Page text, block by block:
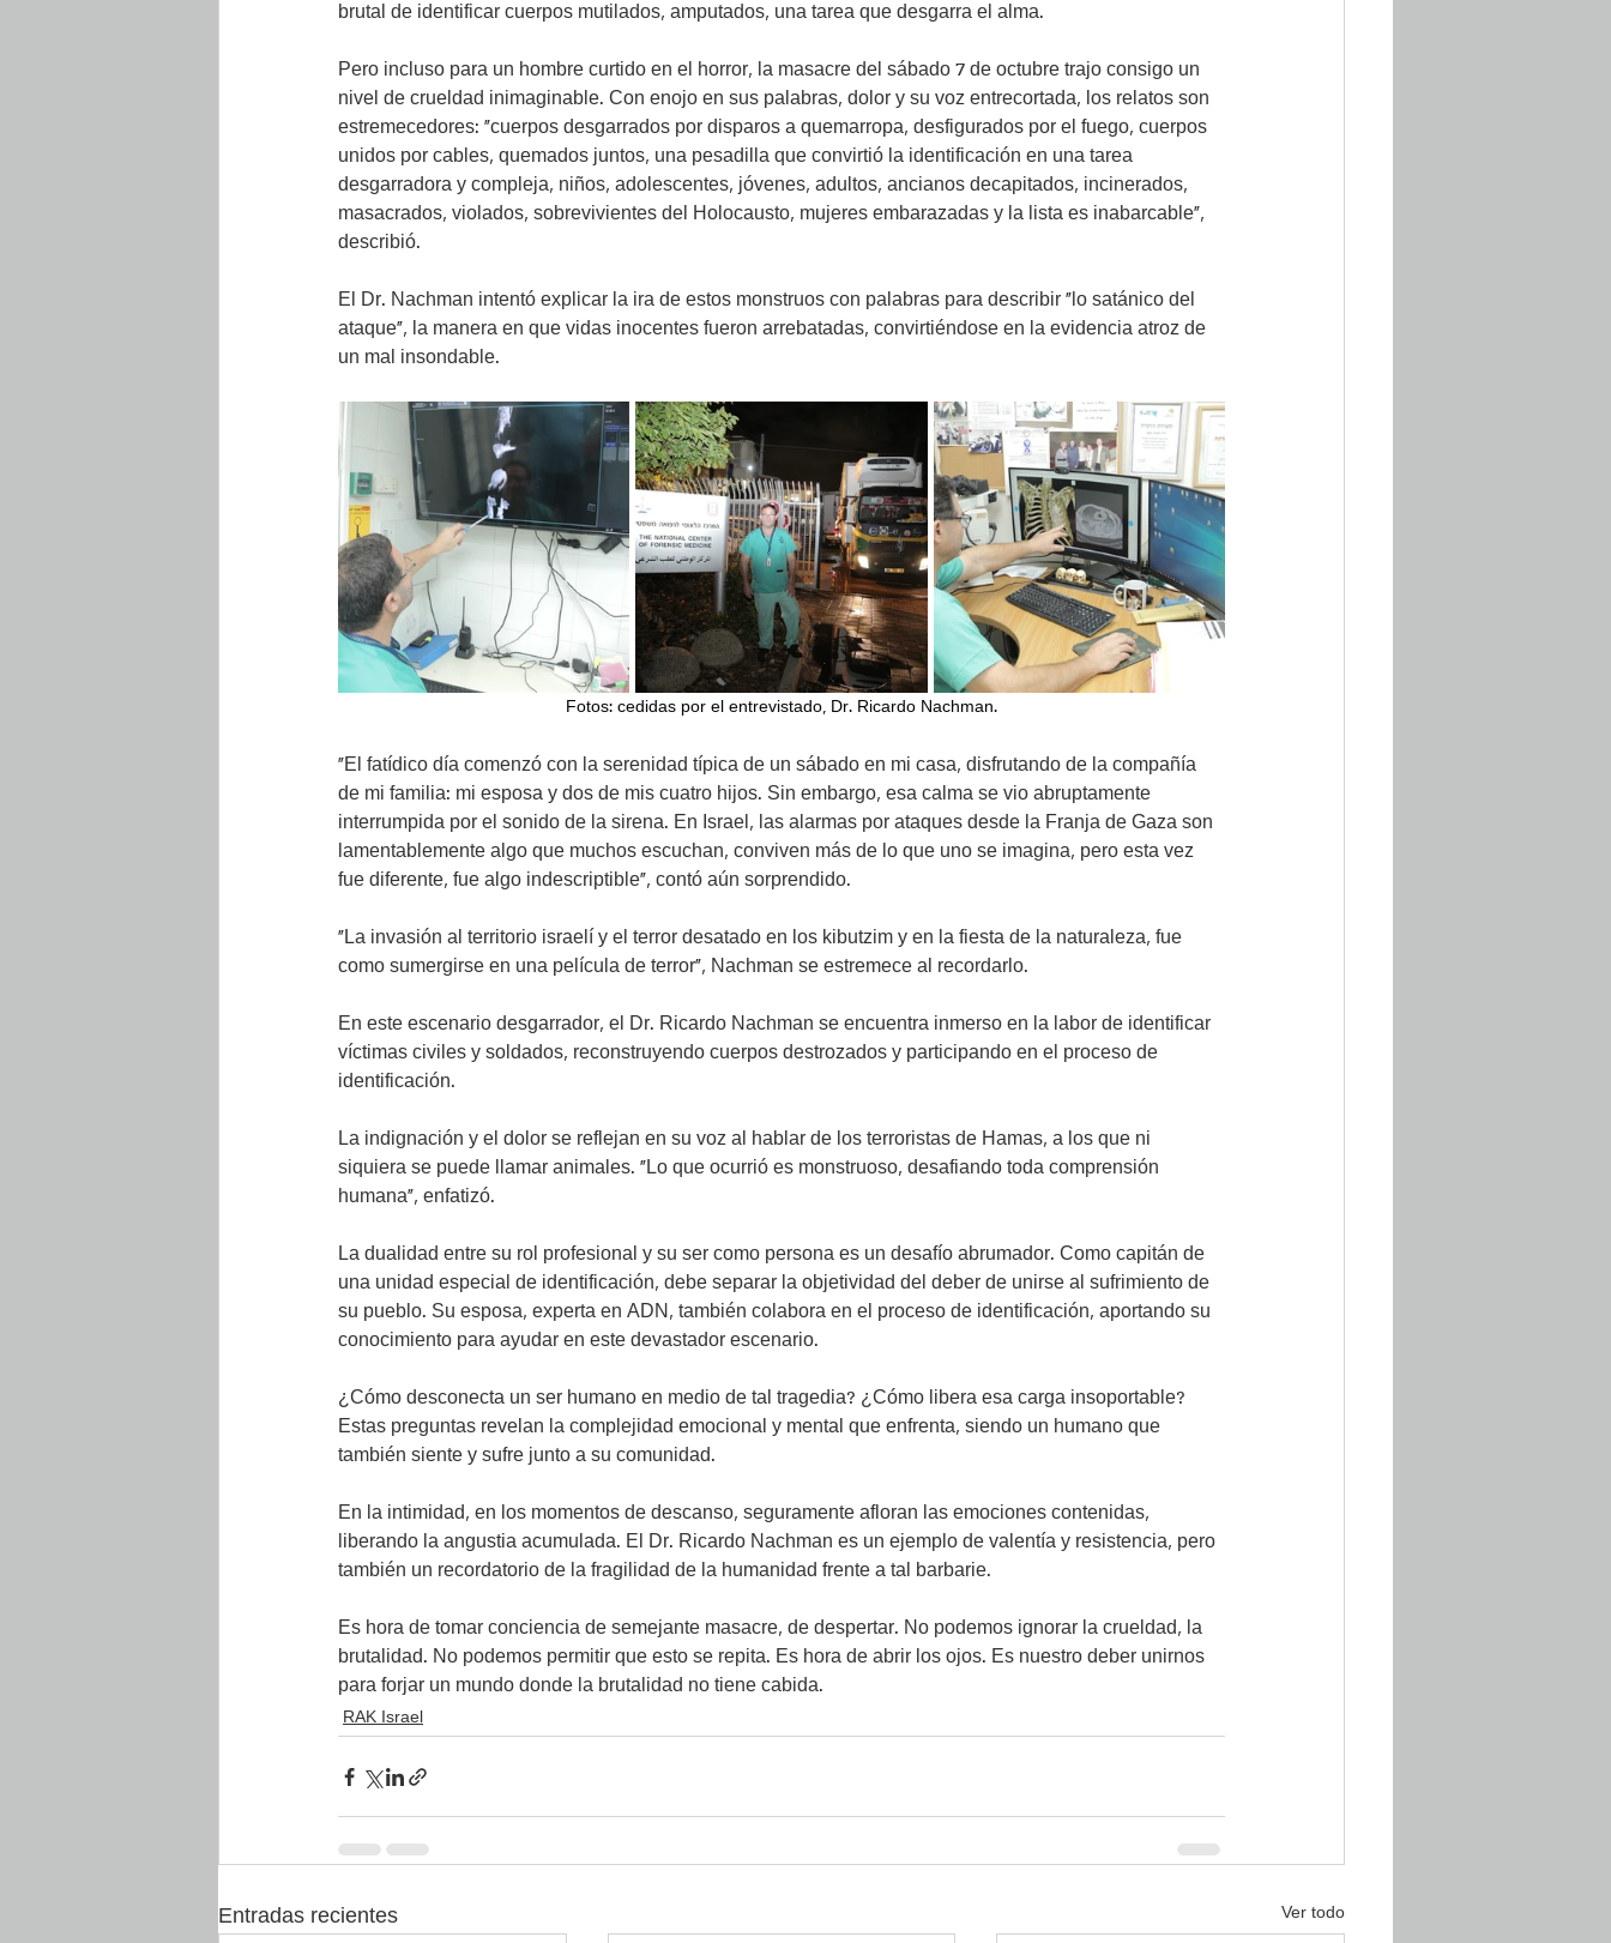
brutal de identificar cuerpos mutilados, amputados, una tarea que desgarra el alma.
Pero incluso para un hombre curtido en el horror, la masacre del sábado 7 de octubre trajo consigo un
nivel de crueldad inimaginable. Con enojo en sus palabras, dolor y su voz entrecortada, los relatos son
estremecedores: “cuerpos desgarrados por disparos a quemarropa, desfigurados por el fuego, cuerpos
unidos por cables, quemados juntos, una pesadilla que convirtió la identificación en una tarea
desgarradora y compleja, niños, adolescentes, jóvenes, adultos, ancianos decapitados, incinerados,
masacrados, violados, sobrevivientes del Holocausto, mujeres embarazadas y la lista es inabarcable”,
describió.
El Dr. Nachman intentó explicar la ira de estos monstruos con palabras para describir “lo satánico del
ataque”, la manera en que vidas inocentes fueron arrebatadas, convirtiéndose en la evidencia atroz de
un mal insondable.
Fotos: cedidas por el entrevistado, Dr. Ricardo Nachman.
“El fatídico día comenzó con la serenidad típica de un sábado en mi casa, disfrutando de la compañía
de mi familia: mi esposa y dos de mis cuatro hijos. Sin embargo, esa calma se vio abruptamente
interrumpida por el sonido de la sirena. En Israel, las alarmas por ataques desde la Franja de Gaza son
lamentablemente algo que muchos escuchan, conviven más de lo que uno se imagina, pero esta vez
fue diferente, fue algo indescriptible”, contó aún sorprendido.
“La invasión al territorio israelí y el terror desatado en los kibutzim y en la fiesta de la naturaleza, fue
como sumergirse en una película de terror”, Nachman se estremece al recordarlo.
En este escenario desgarrador, el Dr. Ricardo Nachman se encuentra inmerso en la labor de identificar
víctimas civiles y soldados, reconstruyendo cuerpos destrozados y participando en el proceso de
identificación.
La indignación y el dolor se reflejan en su voz al hablar de los terroristas de Hamas, a los que ni
siquiera se puede llamar animales. “Lo que ocurrió es monstruoso, desafiando toda comprensión
humana”, enfatizó.
La dualidad entre su rol profesional y su ser como persona es un desafío abrumador. Como capitán de
una unidad especial de identificación, debe separar la objetividad del deber de unirse al sufrimiento de
su pueblo. Su esposa, experta en ADN, también colabora en el proceso de identificación, aportando su
conocimiento para ayudar en este devastador escenario.
¿Cómo desconecta un ser humano en medio de tal tragedia? ¿Cómo libera esa carga insoportable?
Estas preguntas revelan la complejidad emocional y mental que enfrenta, siendo un humano que
también siente y sufre junto a su comunidad.
En la intimidad, en los momentos de descanso, seguramente afloran las emociones contenidas,
liberando la angustia acumulada. El Dr. Ricardo Nachman es un ejemplo de valentía y resistencia, pero
también un recordatorio de la fragilidad de la humanidad frente a tal barbarie.
Es hora de tomar conciencia de semejante masacre, de despertar. No podemos ignorar la crueldad, la
brutalidad. No podemos permitir que esto se repita. Es hora de abrir los ojos. Es nuestro deber unirnos
para forjar un mundo donde la brutalidad no tiene cabida.
RAK Israel
Entradas recientes Ver todo